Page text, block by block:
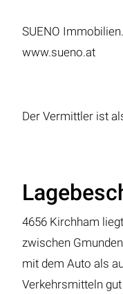
SUENO
www.sueno.at
Der Vermittler ist
4656 Kirchham
zwischen
mit dem Auto als
Verkehrsmitteln